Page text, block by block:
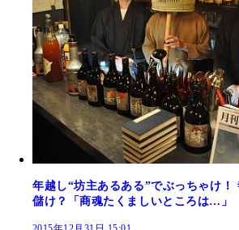
年越し“坊主あるある”でぶっちゃけ！
儲け？「商魂たくましいところは…」